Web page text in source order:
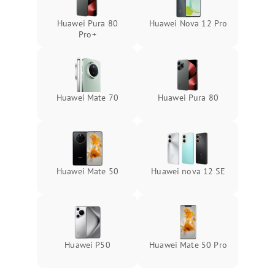
Huawei Pura 80
Pro+
Huawei Nova 12 Pro
Huawei Mate 70 Huawei Pura 80
Huawei Mate 50 Huawei nova 12 SE
Huawei P50 Huawei Mate 50 Pro